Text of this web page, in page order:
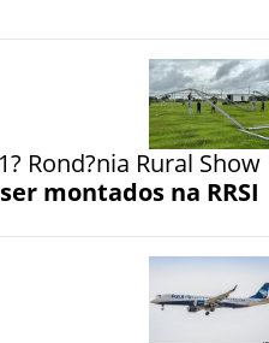
Rond?nia Rural Show
montados na RRSI